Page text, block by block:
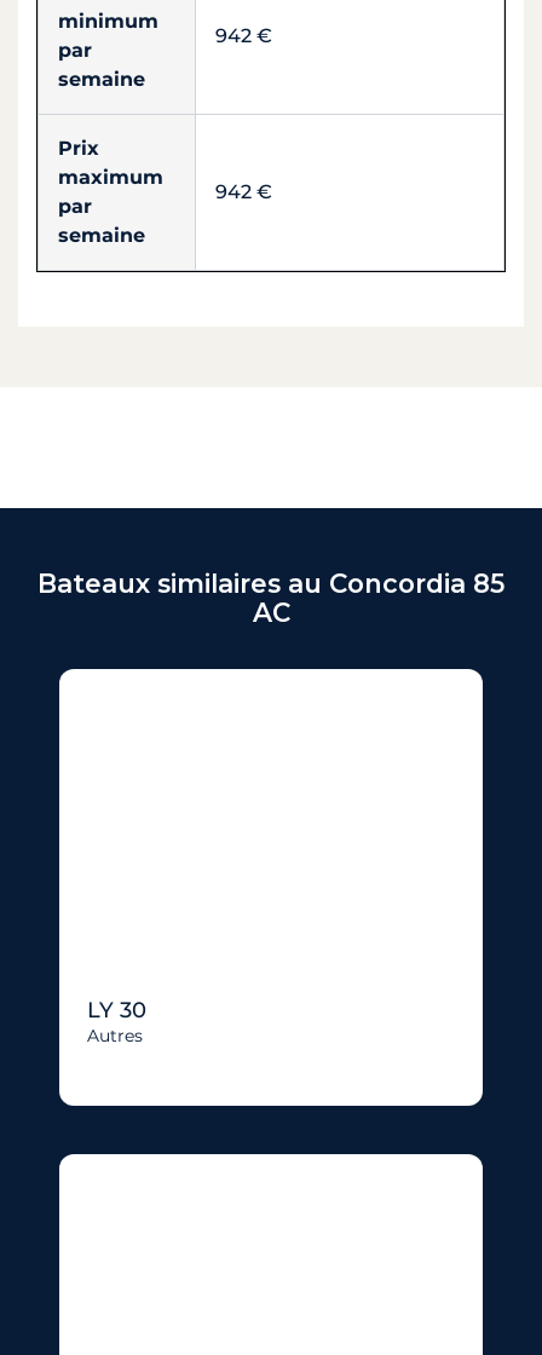
minimum
par
semaine
942 €
Prix
maximum
par
semaine
942 €
Bateaux similaires au Concordia 85
AC
LY 30
Autres